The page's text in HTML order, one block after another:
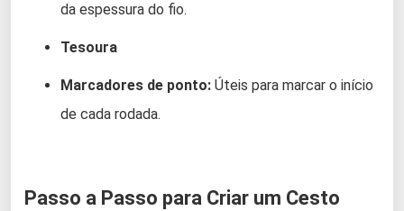
da espessura do fio.
Tesoura
Marcadores de ponto: Úteis para marcar o início
de cada rodada.
Passo a Passo para Criar um Cesto